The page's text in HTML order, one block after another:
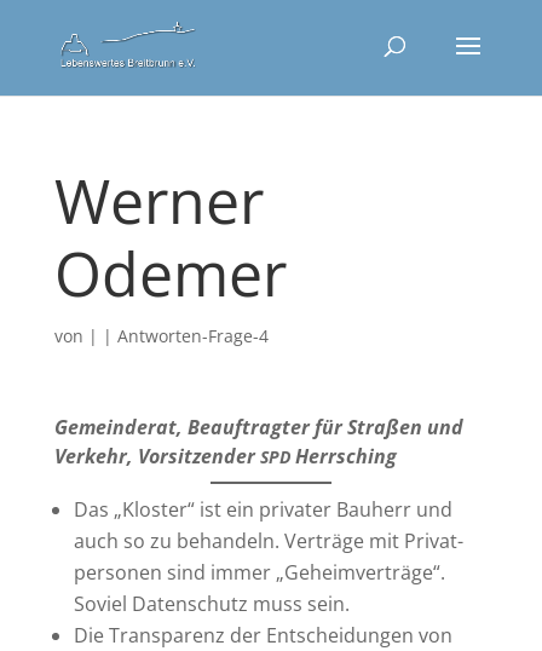
Werner
Odemer
von | | Antworten-Frage-4
Gemein­de­rat, Beauf­trag­ter für Stra­ßen und
Ver­kehr, Vor­sit­zen­derSPDHerrsching
Das „Klos­ter“ ist ein pri­va­ter Bau­herr und
auch so zu behan­deln. Ver­trä­ge mit Pri­vat­
per­so­nen sind immer „Geheim­ver­trä­ge“.
Soviel Daten­schutz muss sein.
Die Trans­pa­renz der Ent­schei­dun­gen von